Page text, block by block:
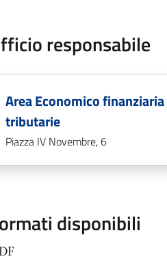
responsabile
Area Economico finanziaria
tributarie
Piazza IV Novembre, 6
disponibili